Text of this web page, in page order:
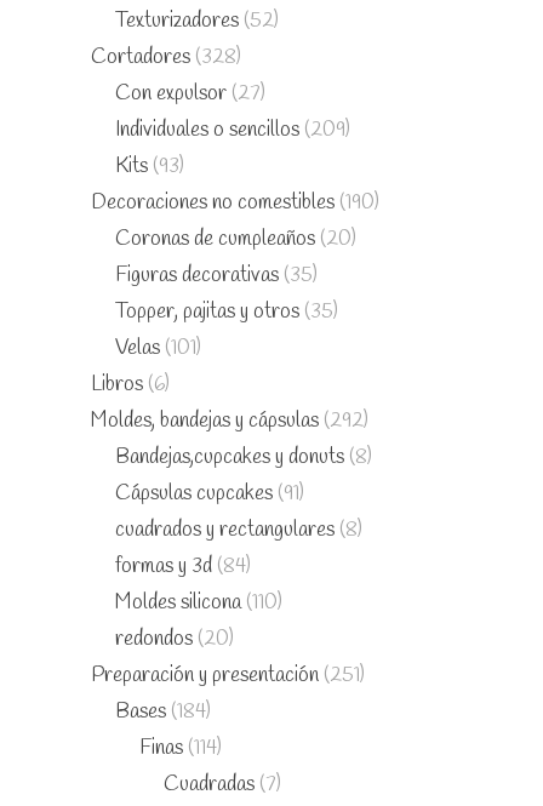
Texturizadores (52)
Cortadores (328)
Con expulsor (27)
Individuales o sencillos (209)
Kits (93)
Decoraciones no comestibles (190)
Coronas de cumpleaños (20)
Figuras decorativas (35)
Topper, pajitas y otros (35)
Velas (101)
Libros (6)
Moldes, bandejas y cápsulas (292)
Bandejas,cupcakes y donuts (8)
Cápsulas cupcakes (91)
cuadrados y rectangulares (8)
formas y 3d (84)
Moldes silicona (110)
redondos (20)
Preparación y presentación (251)
Bases (184)
Finas (114)
Cuadradas (7)